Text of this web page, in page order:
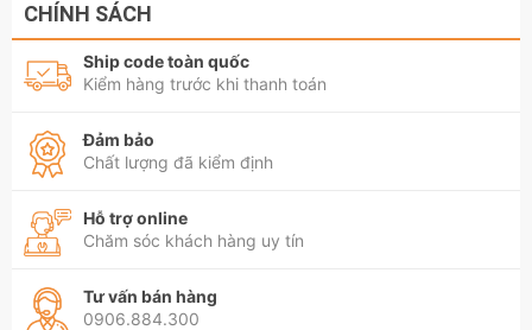
CHÍNH SÁCH
Ship code toàn quốc
Kiểm hàng trước khi thanh toán
Đảm bảo
Chất lượng đã kiểm định
Hỗ trợ online
Chăm sóc khách hàng uy tín
Tư vấn bán hàng
0906.884.300